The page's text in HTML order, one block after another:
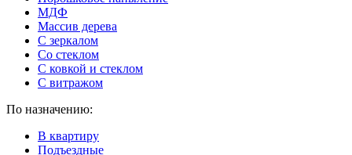
МДФ
Массив дерева
С зеркалом
Со стеклом
С ковкой и стеклом
С витражом
По назначению:
В квартиру
Подъездные